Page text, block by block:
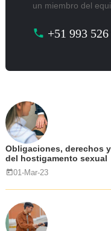
un miembro del
+51 993
Obligaciones, derechos
del hostigamento sexual
01-Mar-23